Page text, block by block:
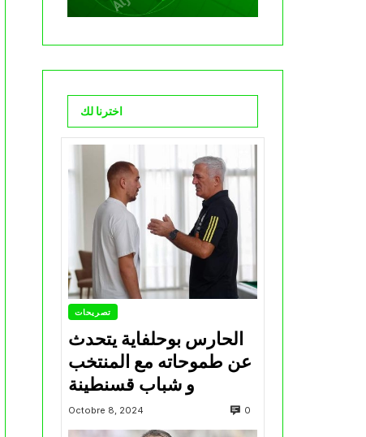
اخترنا لك
تصريحات
الحارس بوحلفاية يتحدث
عن طموحاته مع المنتخب
و شباب قسنطينة
Octobre 8, 2024 0